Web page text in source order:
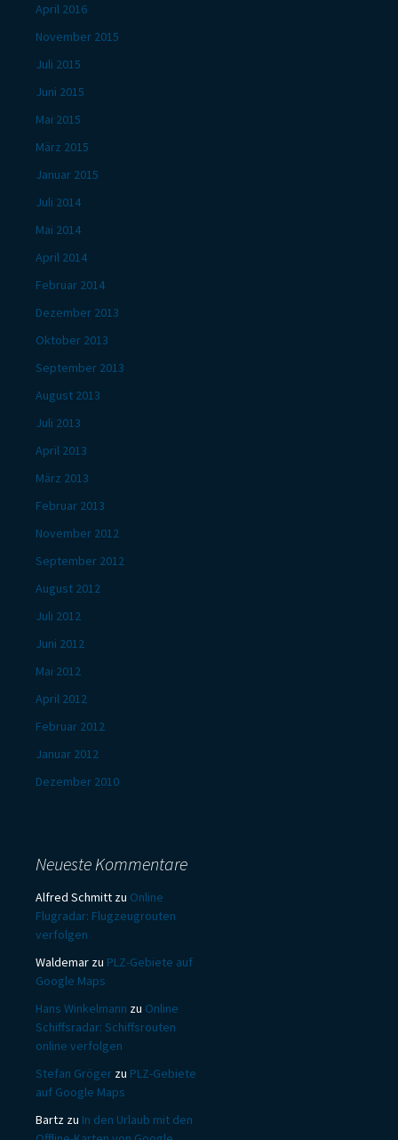
April 2016
November 2015
Juli 2015
Juni 2015
Mai 2015
März 2015
Januar 2015
Juli 2014
Mai 2014
April 2014
Februar 2014
Dezember 2013
Oktober 2013
September 2013
August 2013
Juli 2013
April 2013
März 2013
Februar 2013
November 2012
September 2012
August 2012
Juli 2012
Juni 2012
Mai 2012
April 2012
Februar 2012
Januar 2012
Dezember 2010
Neueste Kommentare
Alfred Schmitt zu Online
Flugradar: Flugzeugrouten
verfolgen
Waldemar zu PLZ-Gebiete auf
Google Maps
Hans Winkelmann zu Online
Schiffsradar: Schiffsrouten
online verfolgen
Stefan Gröger zu PLZ-Gebiete
auf Google Maps
Bartz zu In den Urlaub mit den